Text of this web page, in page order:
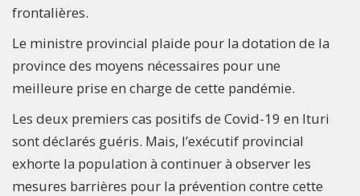
frontalières.
Le ministre provincial plaide pour la dotation de la
province des moyens nécessaires pour une
meilleure prise en charge de cette pandémie.
Les deux premiers cas positifs de Covid-19 en Ituri
sont déclarés guéris. Mais, l’exécutif provincial
exhorte la population à continuer à observer les
mesures barrières pour la prévention contre cette